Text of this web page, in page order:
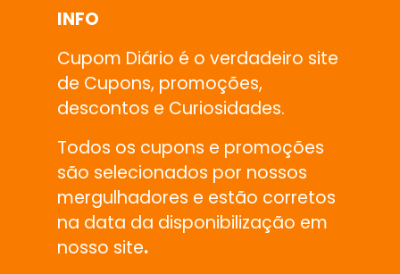
INFO
Cupom Diário é o verdadeiro site
de Cupons, promoções,
descontos e Curiosidades.
Todos os cupons e promoções
são selecionados por nossos
mergulhadores e estão corretos
na data da disponibilização em
nosso site.